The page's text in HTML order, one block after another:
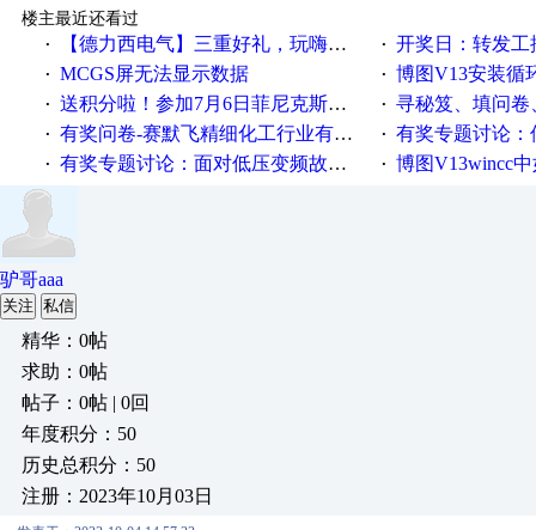
楼主最近还看过
·
【德力西电气】三重好礼，玩嗨夏日！ · 开奖日：转发工控速派
· MCGS屏无法显示数据 · 博图V13安装循环重启
· 送积分啦！参加7月6日菲尼克斯在线研讨会即得 · 寻秘笈、填问卷
· 有奖问卷-赛默飞精细化工行业有奖调查来袭！ · 有奖专题讨论：伺服选择
· 有奖专题讨论：面对低压变频故障，老手是这样解决的！ · 博图V13wincc中如何
驴哥aaa
关注 私信
精华：0帖
求助：0帖
帖子：0帖 | 0回
年度积分：50
历史总积分：50
注册：2023年10月03日